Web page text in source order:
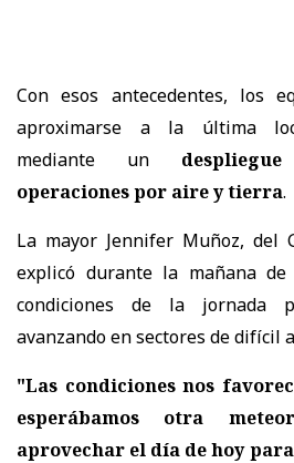
Con esos antecedentes, los
aproximarse a la última
mediante un
operaciones por aire y tierra.
La mayor Jennifer Muñoz, del
explicó durante la mañana
condiciones de la jornada
avanzando en sectores de difícil
"Las condiciones nos
esperábamos otra
aprovechar el día de hoy